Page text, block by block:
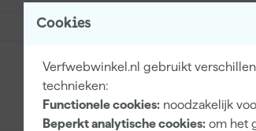
Cookies
Verfwebwinkel.nl gebruikt
technieken:
Functionele cookies: noodzakelijk
Beperkt analytische cookies: om het